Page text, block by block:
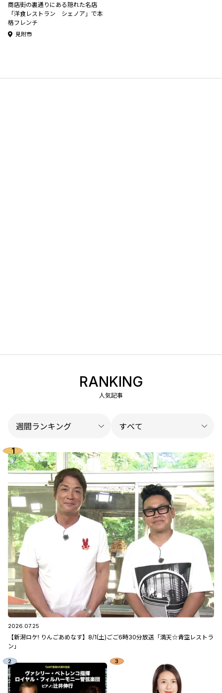
商店街の裏通りにある隠れた名店
「洋食レストラン シェノア」で本
格フレンチ
見附市
RANKING
人気記事
2026.07.25
【新潟ロケ! りんごあめなす】8/1(土)ごご6時30分放送「満天☆青空レストラ
ン」